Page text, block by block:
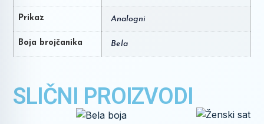
Prikaz Analogni
Boja brojčanika Bela
SLIČNI PROIZVODI